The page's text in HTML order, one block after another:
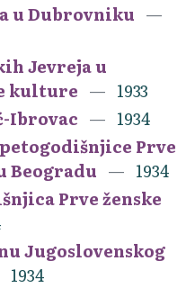
u Dubrovniku
Jevreja u
kulture
1933
Ibrovac
1934
Prve
Beogradu
1934
Prve ženske
Jugoslovenskog
1934